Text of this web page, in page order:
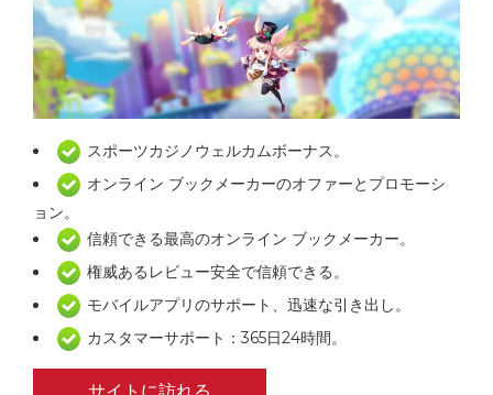
スポーツカジノウェルカムボーナス。
オンライン ブックメーカーのオファーとプロモーシ
ョン。
信頼できる最高のオンライン ブックメーカー。
権威あるレビュー安全で信頼できる。
モバイルアプリのサポート、迅速な引き出し。
カスタマーサポート：365日24時間。